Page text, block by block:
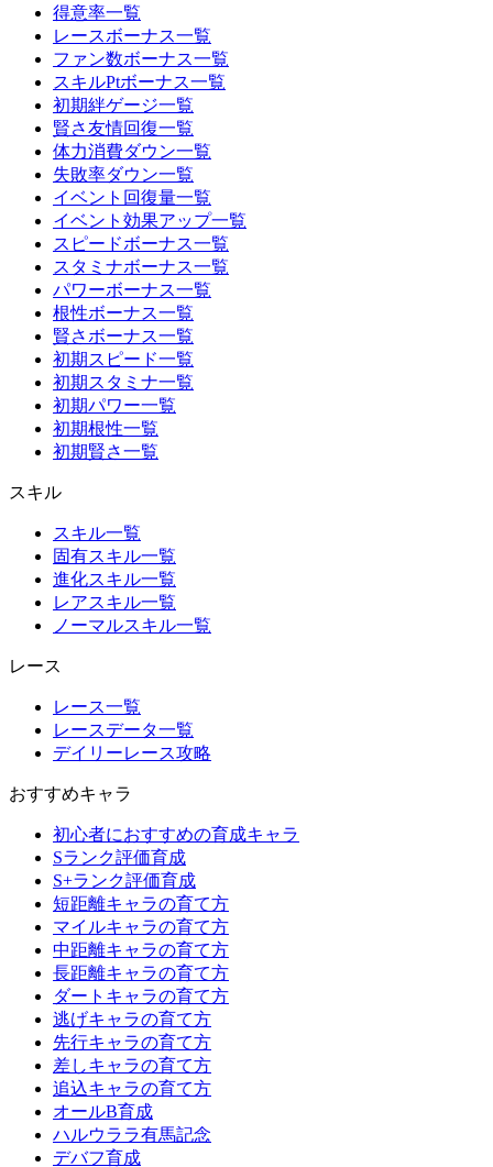
得意率一覧
レースボーナス一覧
ファン数ボーナス一覧
スキルPtボーナス一覧
初期絆ゲージ一覧
賢さ友情回復一覧
体力消費ダウン一覧
失敗率ダウン一覧
イベント回復量一覧
イベント効果アップ一覧
スピードボーナス一覧
スタミナボーナス一覧
パワーボーナス一覧
根性ボーナス一覧
賢さボーナス一覧
初期スピード一覧
初期スタミナ一覧
初期パワー一覧
初期根性一覧
初期賢さ一覧
スキル
スキル一覧
固有スキル一覧
進化スキル一覧
レアスキル一覧
ノーマルスキル一覧
レース
レース一覧
レースデータ一覧
デイリーレース攻略
おすすめキャラ
初心者におすすめの育成キャラ
Sランク評価育成
S+ランク評価育成
短距離キャラの育て方
マイルキャラの育て方
中距離キャラの育て方
長距離キャラの育て方
ダートキャラの育て方
逃げキャラの育て方
先行キャラの育て方
差しキャラの育て方
追込キャラの育て方
オールB育成
ハルウララ有馬記念
デバフ育成